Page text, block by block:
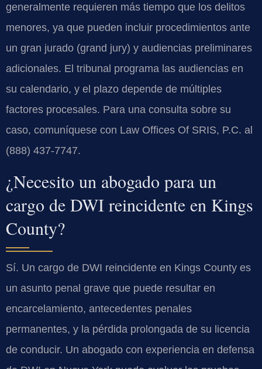
generalmente requieren más tiempo que los delitos
menores, ya que pueden incluir procedimientos ante
un gran jurado (grand jury) y audiencias preliminares
adicionales. El tribunal programa las audiencias en
su calendario, y el plazo depende de múltiples
factores procesales. Para una consulta sobre su
caso, comuníquese con Law Offices Of SRIS, P.C. al
(888) 437-7747.
¿Necesito un abogado para un
cargo de DWI reincidente en Kings
County?
Sí. Un cargo de DWI reincidente en Kings County es
un asunto penal grave que puede resultar en
encarcelamiento, antecedentes penales
permanentes, y la pérdida prolongada de su licencia
de conducir. Un abogado con experiencia en defensa